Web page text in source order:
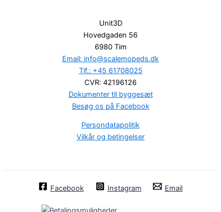
Unit3D
Hovedgaden 56
6980 Tim
Email: info@scalemopeds.dk
Tlf.: +45 61708025
CVR: 42196126
Dokumenter til byggesæt
Besøg os på Facebook
Persondatapolitik
Vilkår og betingelser
Facebook Instagram Email